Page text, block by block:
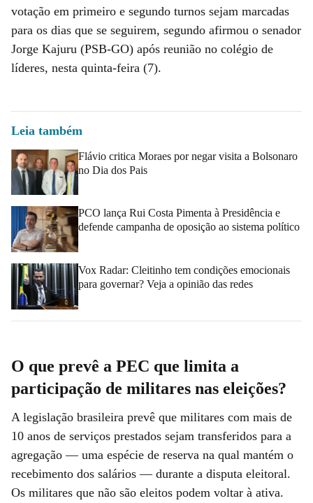
votação em primeiro e segundo turnos sejam marcadas
para os dias que se seguirem, segundo afirmou o senador
Jorge Kajuru (PSB-GO) após reunião no colégio de
líderes, nesta quinta-feira (7).
Leia também
Flávio critica Moraes por negar visita a Bolsonaro
no Dia dos Pais
PCO lança Rui Costa Pimenta à Presidência e
defende campanha de oposição ao sistema político
Vox Radar: Cleitinho tem condições emocionais
para governar? Veja a opinião das redes
O que prevê a PEC que limita a
participação de militares nas eleições?
A legislação brasileira prevê que militares com mais de
10 anos de serviços prestados sejam transferidos para a
agregação — uma espécie de reserva na qual mantém o
recebimento dos salários — durante a disputa eleitoral.
Os militares que não são eleitos podem voltar à ativa.